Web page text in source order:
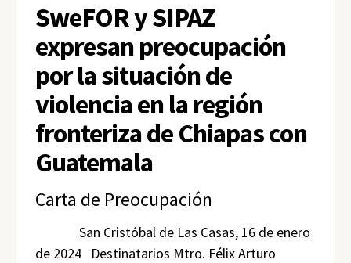
SweFOR y SIPAZ
expresan preocupación
por la situación de
violencia en la región
fronteriza de Chiapas con
Guatemala
Carta de Preocupación
San Cristóbal de Las Casas, 16 de enero
de 2024 Destinatarios Mtro. Félix Arturo